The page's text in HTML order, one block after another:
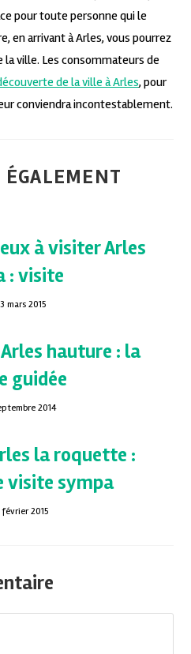
pour toute personne qui le
en arrivant à Arles, vous pourrez
ville. Les consommateurs de
de la ville à Arles, pour
conviendra incontestablement.
ÉGALEMENT
à visiter Arles
: visite
mars 2015
hauture : la
guidée
2014
la roquette :
visite sympa
2015